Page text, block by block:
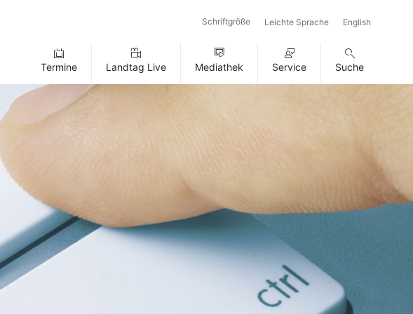
Schriftgröße Leichte Sprache English
Termine Landtag Live Mediathek Service Suche